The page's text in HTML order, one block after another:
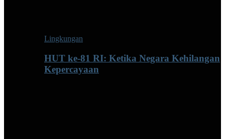
Lingkungan
HUT ke-81 RI: Ketika Negara Kehilangan
Kepercayaan